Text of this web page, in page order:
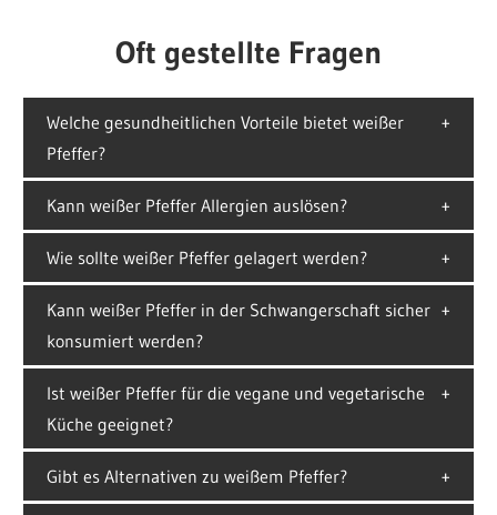
Oft gestellte Fragen
Welche gesundheitlichen Vorteile bietet weißer
Pfeffer?
Kann weißer Pfeffer Allergien auslösen?
Wie sollte weißer Pfeffer gelagert werden?
Kann weißer Pfeffer in der Schwangerschaft sicher
konsumiert werden?
Ist weißer Pfeffer für die vegane und vegetarische
Küche geeignet?
Gibt es Alternativen zu weißem Pfeffer?